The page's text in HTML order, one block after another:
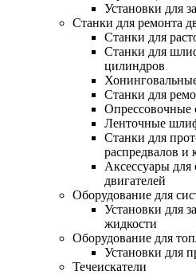
Установки для
Станки для ремонта
Станки для
Станки для
цилиндров
Станки для
Опрессовочные
Ленточные
Станки для
распредвалов и
Аксессуары для
двигателей
Оборудование для
Установки для
жидкости
Оборудование для
Установки для
Течеискатели